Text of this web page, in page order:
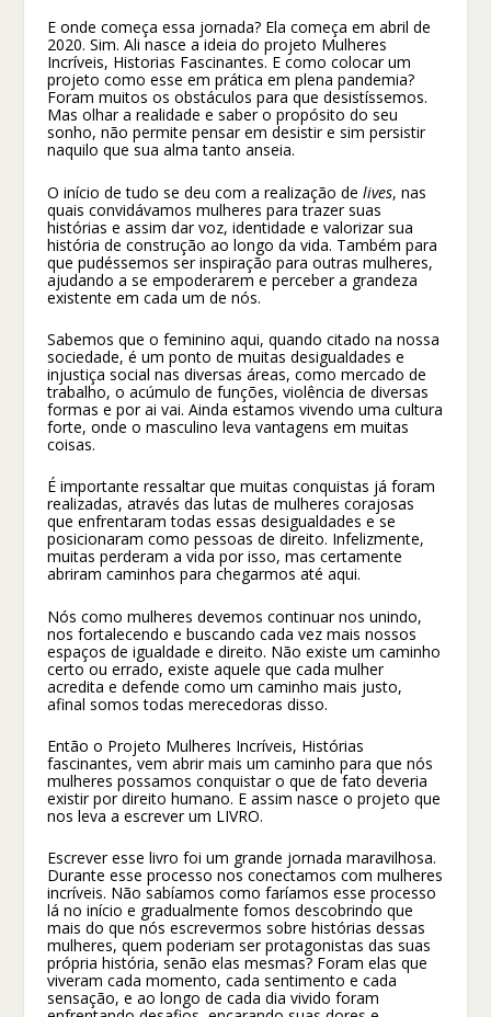
E onde começa essa jornada? Ela começa em abril de
2020. Sim. Ali nasce a ideia do projeto Mulheres
Incríveis, Historias Fascinantes. E como colocar um
projeto como esse em prática em plena pandemia?
Foram muitos os obstáculos para que desistíssemos.
Mas olhar a realidade e saber o propósito do seu
sonho, não permite pensar em desistir e sim persistir
naquilo que sua alma tanto anseia.
O início de tudo se deu com a realização de lives, nas
quais convidávamos mulheres para trazer suas
histórias e assim dar voz, identidade e valorizar sua
história de construção ao longo da vida. Também para
que pudéssemos ser inspiração para outras mulheres,
ajudando a se empoderarem e perceber a grandeza
existente em cada um de nós.
Sabemos que o feminino aqui, quando citado na nossa
sociedade, é um ponto de muitas desigualdades e
injustiça social nas diversas áreas, como mercado de
trabalho, o acúmulo de funções, violência de diversas
formas e por ai vai. Ainda estamos vivendo uma cultura
forte, onde o masculino leva vantagens em muitas
coisas.
É importante ressaltar que muitas conquistas já foram
realizadas, através das lutas de mulheres corajosas
que enfrentaram todas essas desigualdades e se
posicionaram como pessoas de direito. Infelizmente,
muitas perderam a vida por isso, mas certamente
abriram caminhos para chegarmos até aqui.
Nós como mulheres devemos continuar nos unindo,
nos fortalecendo e buscando cada vez mais nossos
espaços de igualdade e direito. Não existe um caminho
certo ou errado, existe aquele que cada mulher
acredita e defende como um caminho mais justo,
afinal somos todas merecedoras disso.
Então o Projeto Mulheres Incríveis, Histórias
fascinantes, vem abrir mais um caminho para que nós
mulheres possamos conquistar o que de fato deveria
existir por direito humano. E assim nasce o projeto que
nos leva a escrever um LIVRO.
Escrever esse livro foi um grande jornada maravilhosa.
Durante esse processo nos conectamos com mulheres
incríveis. Não sabíamos como faríamos esse processo
lá no início e gradualmente fomos descobrindo que
mais do que nós escrevermos sobre histórias dessas
mulheres, quem poderiam ser protagonistas das suas
própria história, senão elas mesmas? Foram elas que
viveram cada momento, cada sentimento e cada
sensação, e ao longo de cada dia vivido foram